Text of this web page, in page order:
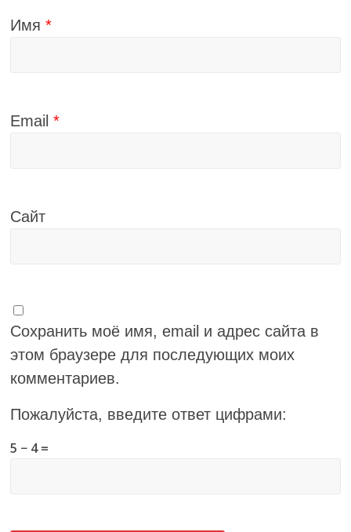
Имя*
Email*
Сайт
Сохранить моё имя, email и адрес сайта в
этом браузере для последующих моих
комментариев.
Пожалуйста, введите ответ цифрами:
5 − 4 =